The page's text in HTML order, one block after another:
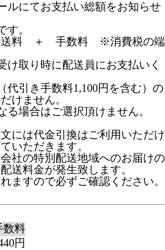
ルにてお支払い総額をお知らせ
す。
料 ＋ 手数料 ※消費税の端
け取り時に配送員にお支払いく
代引き手数料1,100円を含む）の
けません。
場合はご選択頂けません。
には代金引換はご利用いただけ
いただきます。
社の特別配送地域へのお届けの
送料金が発生致します。
ますので必ずご確認ください。
数料
円